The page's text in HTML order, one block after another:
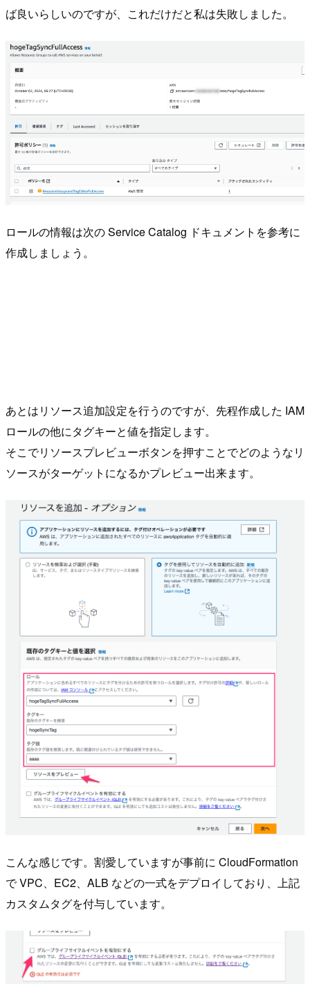
ば良いらしいのですが、これだけだと私は失敗しました。
ロールの情報は次の Service Catalog ドキュメントを参考に
作成しましょう。
あとはリソース追加設定を行うのですが、先程作成した IAM
ロールの他にタグキーと値を指定します。
そこでリソースプレビューボタンを押すことでどのようなリ
ソースがターゲットになるかプレビュー出来ます。
こんな感じです。割愛していますが事前に CloudFormation
で VPC、EC2、ALB などの一式をデプロイしており、上記
カスタムタグを付与しています。